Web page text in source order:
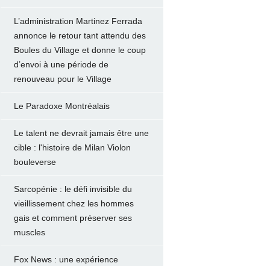
L’administration Martinez Ferrada
annonce le retour tant attendu des
Boules du Village et donne le coup
d’envoi à une période de
renouveau pour le Village
Le Paradoxe Montréalais
Le talent ne devrait jamais être une
cible : l'histoire de Milan Violon
bouleverse
Sarcopénie : le défi invisible du
vieillissement chez les hommes
gais et comment préserver ses
muscles
Fox News : une expérience